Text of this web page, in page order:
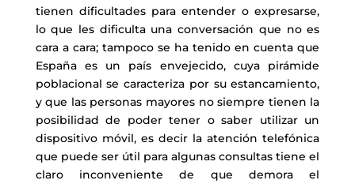
tienen dificultades para entender o expresarse,
lo que les dificulta una conversación que no es
cara a cara; tampoco se ha tenido en cuenta que
España es un país envejecido, cuya pirámide
poblacional se caracteriza por su estancamiento,
y que las personas mayores no siempre tienen la
posibilidad de poder tener o saber utilizar un
dispositivo móvil, es decir la atención telefónica
que puede ser útil para algunas consultas tiene el
claro inconveniente de que demora el